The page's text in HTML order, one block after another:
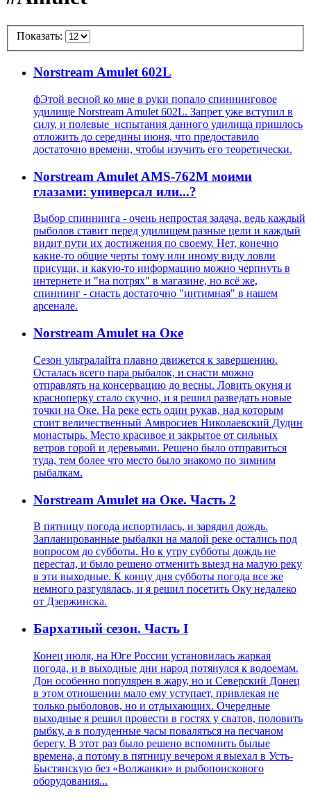
Показать:
Norstream Amulet 602L
фЭтой весной ко мне в руки попало спиннинговое
удилище Norstream Amulet 602L. Запрет уже вступил в
силу, и полевые испытания данного удилища пришлось
отложить до середины июня, что предоставило
достаточно времени, чтобы изучить его теоретически.
Norstream Amulet AMS-762M моими
глазами: универсал или...?
Выбор спиннинга - очень непростая задача, ведь каждый
рыболов ставит перед удилищем разные цели и каждый
видит пути их достижения по своему. Нет, конечно
какие-то общие черты тому или иному виду ловли
присущи, и какую-то информацию можно черпнуть в
интернете и "на потрях" в магазине, но всё же,
спиннинг - снасть достаточно "интимная" в нашем
арсенале.
Norstream Amulet на Оке
Сезон ультралайта плавно движется к завершению.
Осталась всего пара рыбалок, и снасти можно
отправлять на консервацию до весны. Ловить окуня и
красноперку стало скучно, и я решил разведать новые
точки на Оке. На реке есть один рукав, над которым
стоит величественный Амвросиев Николаевский Дудин
монастырь. Место красивое и закрытое от сильных
ветров горой и деревьями. Решено было отправиться
туда, тем более что место было знакомо по зимним
рыбалкам.
Norstream Amulet на Оке. Часть 2
В пятницу погода испортилась, и зарядил дождь.
Запланированные рыбалки на малой реке остались под
вопросом до субботы. Но к утру субботы дождь не
перестал, и было решено отменить выезд на малую реку
в эти выходные. К концу дня субботы погода все же
немного разгулялась, и я решил посетить Оку недалеко
от Дзержинска.
Бархатный сезон. Часть I
Конец июля, на Юге России установилась жаркая
погода, и в выходные дни народ потянулся к водоемам.
Дон особенно популярен в жару, но и Северский Донец
в этом отношении мало ему уступает, привлекая не
только рыболовов, но и отдыхающих. Очередные
выходные я решил провести в гостях у сватов, половить
рыбку, а в полуденные часы поваляться на песчаном
берегу. В этот раз было решено вспомнить былые
времена, а потому в пятницу вечером я выехал в Усть-
Быстянскую без «Волжанки» и рыбопоискового
оборудования...